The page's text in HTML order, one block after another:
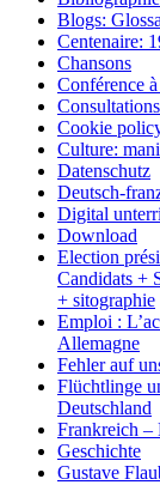
Blogs:
Centenaire:
Chansons
Conférence
Cookie
Culture:
Datenschutz
Deutsch-
Digital
Download
Election
Candidats +
+ sitographie
Emploi :
Allemagne
Fehler auf
Flüchtlinge
Deutschland
Frankreich –
Geschichte
Gustave